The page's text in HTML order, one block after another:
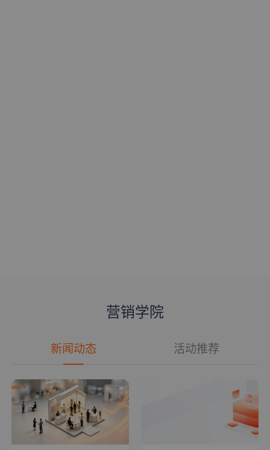
营销学院
新闻动态 活动推荐